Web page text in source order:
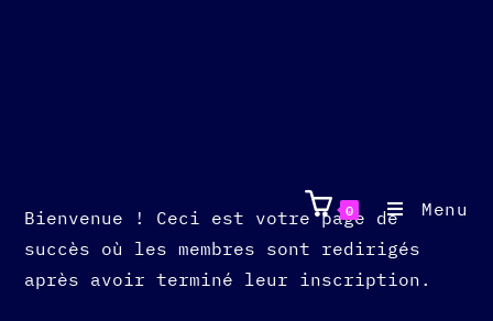
0 Menu
Bienvenue ! Ceci est votre page de
succès où les membres sont redirigés
après avoir terminé leur inscription.